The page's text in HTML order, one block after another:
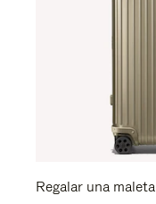
Regalar una maleta